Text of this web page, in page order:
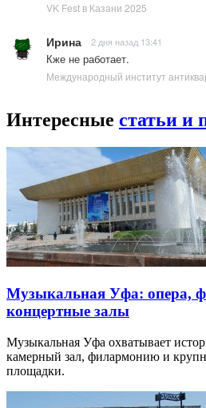
VK Fest в Казани 2025
Ирина 2 дня назад 13:41
Кже не работает.
Международный институт
Интересные статьи и
Музыкальная Уфа: опера,
концертные залы
Музыкальная Уфа охватывает
камерный зал, филармонию и
площадки.